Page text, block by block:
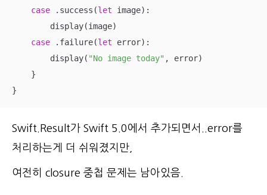
case .success(let image):
        display(image)
case .failure(let error):
        display(
"No image today" , error)
    }
}
Swift.Result가 Swift 5.0에서 추가되면서..error를
처리하는게 더 쉬워졌지만,
여전히 closure 중첩 문제는 남아있음.